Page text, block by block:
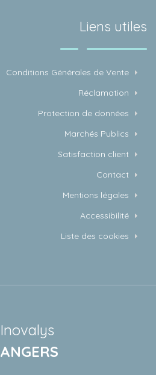
Liens utiles
Conditions Générales de Vente
Réclamation
Protection de données
Marchés Publics
Satisfaction client
Contact
Mentions légales
Accessibilité
Liste des cookies
Inovalys
ANGERS